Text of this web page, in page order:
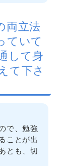
両立法
ていて
して身
て下さ
で、勉強
ことが出
とも、切